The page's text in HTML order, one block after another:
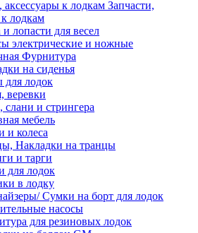
Запчасти,
лодкам
и лопасти для весел
электрические и ножные
Фурнитура
на сиденья
для лодок
веревки
и стрингера
мебель
и колеса
Накладки на транцы
и тарги
для лодок
в лодку
Сумки на борт для лодок
насосы
для резиновых лодок